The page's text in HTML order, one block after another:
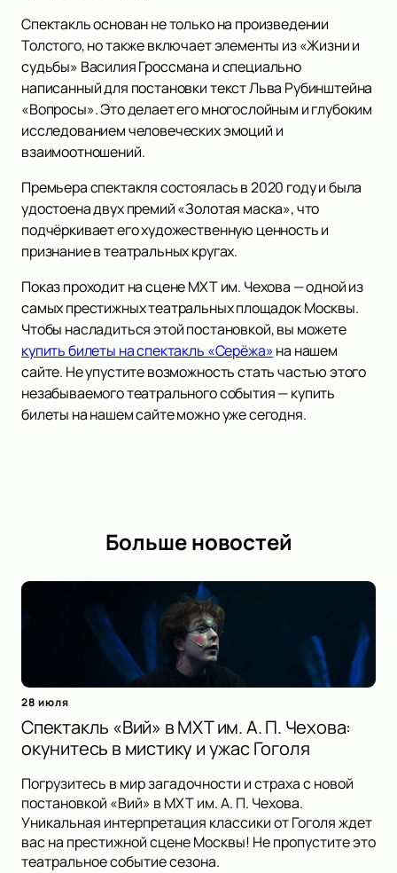
Спектакль основан не только на произведении
Толстого, но также включает элементы из «Жизни и
судьбы» Василия Гроссмана и специально
написанный для постановки текст Льва Рубинштейна
«Вопросы». Это делает его многослойным и глубоким
исследованием человеческих эмоций и
взаимоотношений.
Премьера спектакля состоялась в 2020 году и была
удостоена двух премий «Золотая маска», что
подчёркивает его художественную ценность и
признание в театральных кругах.
Показ проходит на сцене МХТ им. Чехова — одной из
самых престижных театральных площадок Москвы.
Чтобы насладиться этой постановкой, вы можете
купить билеты на спектакль «Серёжа»на нашем
сайте. Не упустите возможность стать частью этого
незабываемого театрального события — купить
билеты на нашем сайте можно уже сегодня.
Больше новостей
28 июля
Спектакль «Вий» в МХТ им. А. П. Чехова:
окунитесь в мистику и ужас Гоголя
Погрузитесь в мир загадочности и страха с новой
постановкой «Вий» в МХТ им. А. П. Чехова.
Уникальная интерпретация классики от Гоголя ждет
вас на престижной сцене Москвы! Не пропустите это
театральное событие сезона.